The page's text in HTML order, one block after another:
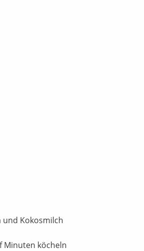
und Kokosmilch
Minuten köcheln